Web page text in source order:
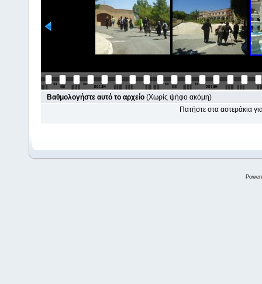
Βαθμολογήστε αυτό το αρχείο (Χωρίς ψήφο ακόμη)
Πατήστε στα αστεράκια